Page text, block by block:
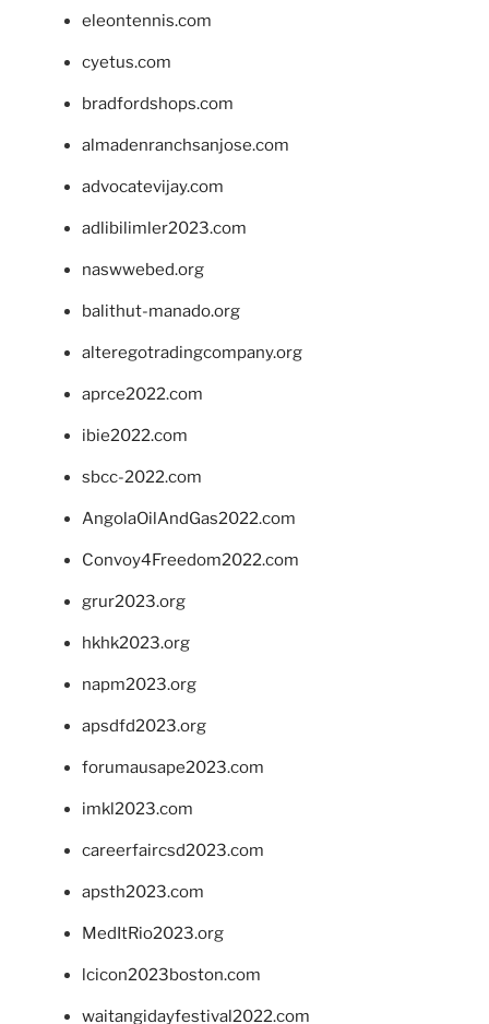
eleontennis.com
cyetus.com
bradfordshops.com
almadenranchsanjose.com
advocatevijay.com
adlibilimler2023.com
naswwebed.org
balithut-manado.org
alteregotradingcompany.org
aprce2022.com
ibie2022.com
sbcc-2022.com
AngolaOilAndGas2022.com
Convoy4Freedom2022.com
grur2023.org
hkhk2023.org
napm2023.org
apsdfd2023.org
forumausape2023.com
imkl2023.com
careerfaircsd2023.com
apsth2023.com
MedItRio2023.org
lcicon2023boston.com
waitangidayfestival2022.com